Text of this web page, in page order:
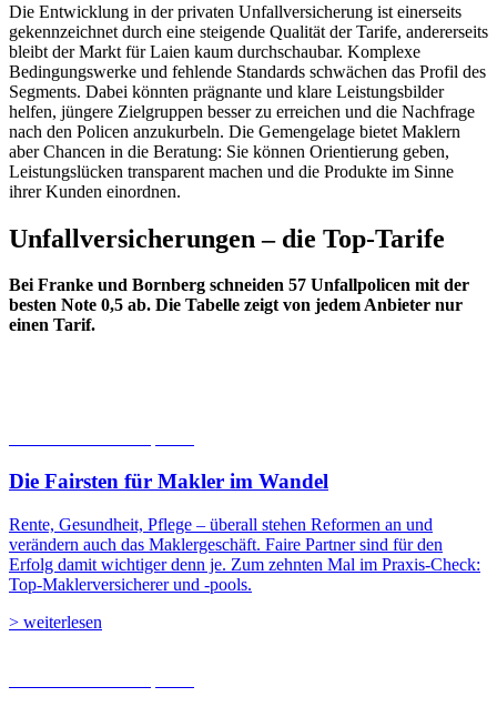
Die Entwicklung in der privaten Unfallversicherung ist einerseits
gekennzeichnet durch eine steigende Qualität der Tarife, andererseits
bleibt der Markt für Laien kaum durchschaubar. Komplexe
Bedingungswerke und fehlende Standards schwächen das Profil des
Segments. Dabei könnten prägnante und klare Leistungsbilder
helfen, jüngere Zielgruppen besser zu erreichen und die Nachfrage
nach den Policen anzukurbeln. Die Gemengelage bietet Maklern
aber Chancen in die Beratung: Sie können Orientierung geben,
Leistungslücken transparent machen und die Produkte im Sinne
ihrer Kunden einordnen.
Unfallversicherungen – die Top-Tarife
Bei Franke und Bornberg schneiden 57 Unfallpolicen mit der
besten Note 0,5 ab. Die Tabelle zeigt von jedem Anbieter nur
einen Tarif.
Die Fairsten für Makler im Wandel
Rente, Gesundheit, Pflege – überall stehen Reformen an und
verändern auch das Maklergeschäft. Faire Partner sind für den
Erfolg damit wichtiger denn je. Zum zehnten Mal im Praxis-Check:
Top-Maklerversicherer und -pools.
> weiterlesen